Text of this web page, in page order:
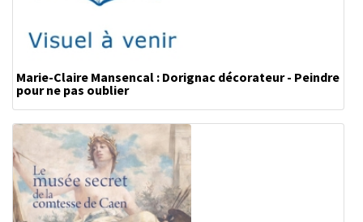
Marie-Claire Mansencal : Dorignac décorateur - Peindre
pour ne pas oublier